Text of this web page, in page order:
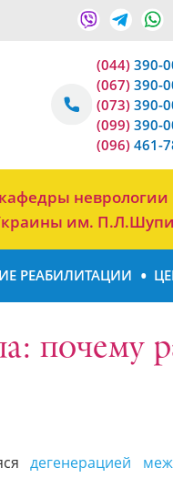
(044) 390-
(067) 390-
(073) 390-
(099) 390-
(096) 461-
им.
РЕАБИЛИТАЦИИ
почему
дегенерацией